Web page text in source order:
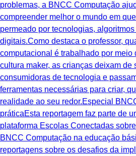
problemas, a BNCC Computação
compreender melhor o mundo em
permeado por tecnologias,
digitais.Como destaca o professor,
computacional é trabalhado por meio
cultura maker, as crianças deixam de
consumidoras de tecnologia e
ferramentas necessárias para criar,
realidade ao seu redor.Especial
práticaEsta reportagem faz parte de
plataforma Escolas Conectadas
BNCC Computação na educação
reportagens sobre os desafios da